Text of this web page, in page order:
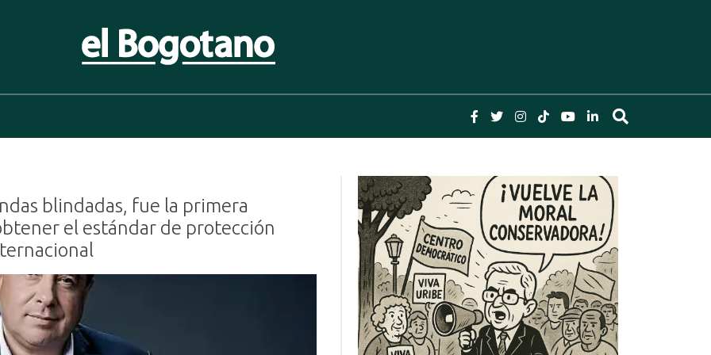
Periodismo de las últimas noticias de Bogotá, Colombia y el Mundo, Columnas, Investigación,
blindadas, fue la primera
el estándar de protección